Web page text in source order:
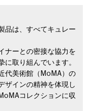
品は、すべてキュレー
ナーとの密接な協力を
に取り組んでいます。
代美術館（MoMA）の
ザインの精神を体現し
コレクションに収